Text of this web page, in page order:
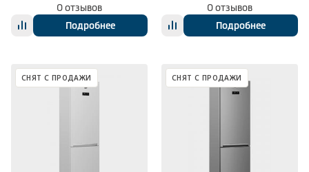
0 отзывов
Подробнее
0 отзывов
Подробнее
СНЯТ С ПРОДАЖИ СНЯТ С ПРОДАЖИ